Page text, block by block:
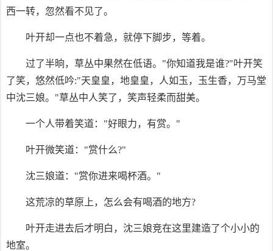
西一转，忽然看不见了。
叶开却一点也不着急，就停下脚步，等着。
过了半晌，草丛中果然在低语。"你知道我是谁?"叶开笑
了笑，悠然低吟:"天皇皇，地皇皇，人如玉，玉生香，万马堂
中沈三娘。"草丛中人笑了，笑声轻柔而甜美。
一个人带着笑道："好眼力，有赏。"
叶开微笑道："赏什么?"
沈三娘道："赏你进来喝杯酒。"
这荒凉的草原上，怎么会有喝酒的地方?
叶开走进去后才明白，沈三娘竞在这里建造了个小小的
地室。